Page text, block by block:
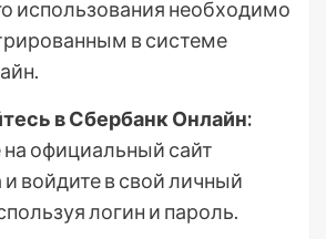
использования необходимо
в системе
в Сбербанк Онлайн:
официальный сайт
войдите в свой личный
логин и пароль.